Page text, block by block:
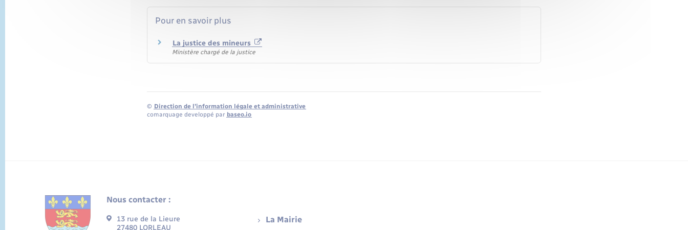
Pour en savoir plus
La justice des mineurs
Ministère chargé de la justice
© Direction de l’information légale et administrative
comarquage developpé par baseo.io
Nous contacter :
13 rue de la Lieure
27480 LORLEAU
La Mairie